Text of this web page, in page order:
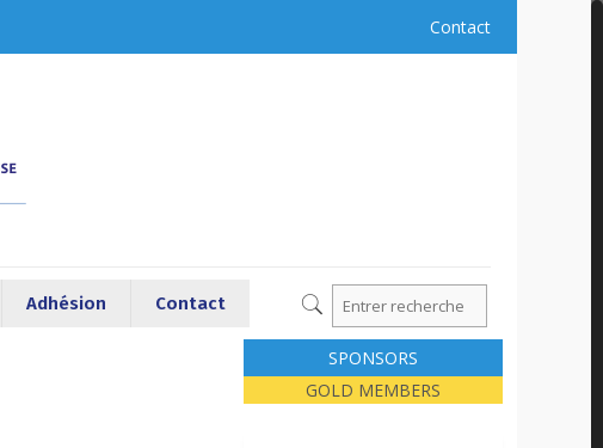
Contact
Adhésion Contact
SPONSORS
GOLD MEMBERS